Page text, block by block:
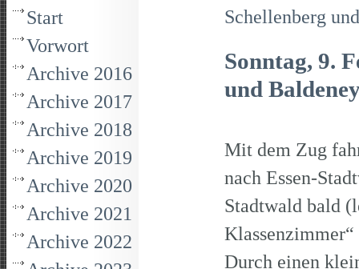
Start
Vorwort
Archive 2016
Archive 2017
Archive 2018
Archive 2019
Archive 2020
Archive 2021
Archive 2022
Schellenberg
Sonntag, 9.
und
Mit dem Zug
nach Essen-
Stadtwald bald
Durch einen